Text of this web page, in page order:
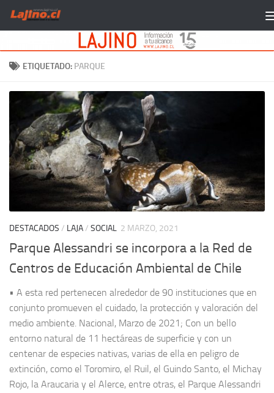
Saltar al contenido
ETIQUETADO: PARQUE
DESTACADOS / LAJA/ SOCIAL 2 MARZO, 2021
Parque Alessandri se incorpora a la Red de
Centros de Educación Ambiental de Chile
• A esta red pertenecen alrededor de 90 instituciones que en
conjunto promueven el cuidado, la protección y valoración del
medio ambiente. Nacional, Marzo de 2021; Con un bello
entorno natural de 11 hectáreas de superficie y con un
centenar de especies nativas, varias de ella en peligro de
extinción, como el Toromiro, el Ruil, el Guindo Santo, el Michay
Rojo, la Araucaria y el Alerce, entre otras, el Parque Alessandri